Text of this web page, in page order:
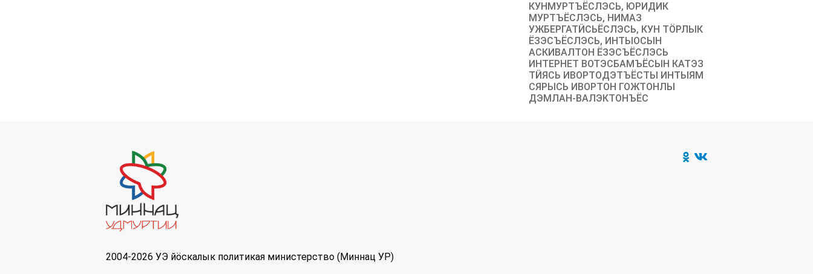
КУНМУРТЪЁСЛЭСЬ, ЮРИДИК
МУРТЪЁСЛЭСЬ, НИМАЗ
УЖБЕРГАТӤСЬЁСЛЭСЬ, КУН ТӦРЛЫК
ЁЗЭСЪЁСЛЭСЬ, ИНТЫОСЫН
АСКИВАЛТОН ЁЗЭСЪЁСЛЭСЬ
ИНТЕРНЕТ ВОТЭСБАМЪЁСЫН КАТЭЗ
ТӤЯСЬ ИВОРТОДЭТЪЁСТЫ ИНТЫЯМ
СЯРЫСЬ ИВОРТОН ГОЖТОНЛЫ
ДЭМЛАН-ВАЛЭКТОНЪЁС
2004-2026 УЭ йöскалык политикая министерство (Миннац УР)